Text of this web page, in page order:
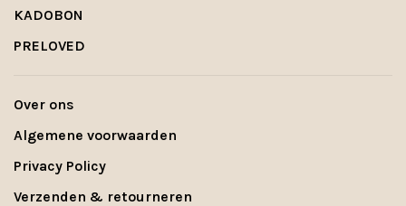
KADOBON
PRELOVED
Over ons
Algemene voorwaarden
Privacy Policy
Verzenden & retourneren